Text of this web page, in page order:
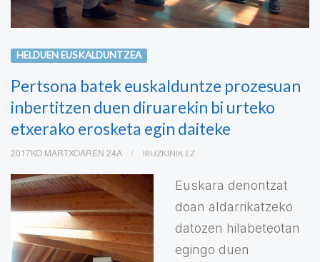
HELDUEN EUSKALDUNTZEA
Pertsona batek euskalduntze prozesuan
inbertitzen duen diruarekin bi urteko
etxerako erosketa egin daiteke
2017KO MARTXOAREN 24A IRUZKINIK EZ
Euskara denontzat
doan aldarrikatzeko
datozen hilabeteotan
egingo duen